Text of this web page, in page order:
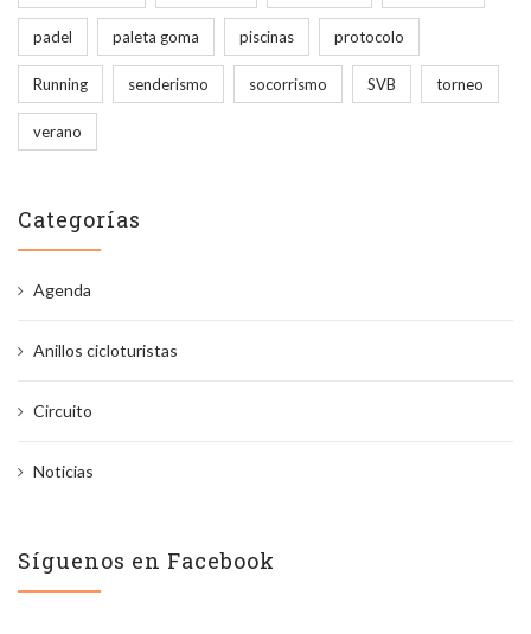
padel paleta goma piscinas protocolo
Running senderismo socorrismo SVB torneo
verano
Categorías
Agenda
Anillos cicloturistas
Circuito
Noticias
Síguenos en Facebook